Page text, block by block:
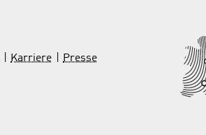
Karriere
Presse